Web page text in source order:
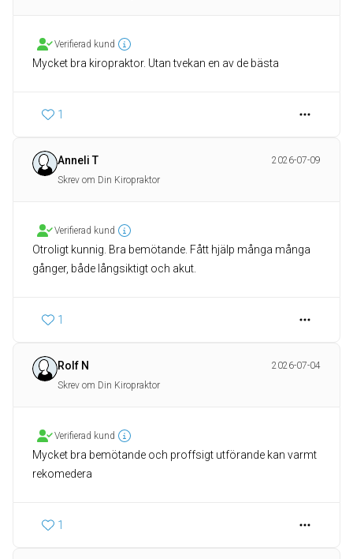
Verifierad kund
Mycket bra kiropraktor. Utan tvekan en av de bästa
1
Anneli T
2026-07-09
Skrev om Din Kiropraktor
Verifierad kund
Otroligt kunnig. Bra bemötande. Fått hjälp många många
gånger, både långsiktigt och akut.
1
Rolf N
2026-07-04
Skrev om Din Kiropraktor
Verifierad kund
Mycket bra bemötande och proffsigt utförande kan varmt
rekomedera
1